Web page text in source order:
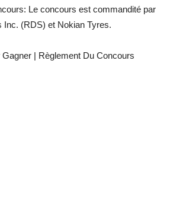
Le concours est commandité par
Inc. (RDS) et Nokian Tyres.
| Règlement Du Concours